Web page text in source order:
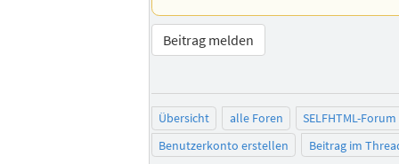
Beitrag melden
Übersicht alle Foren
SELFHTML-Forum
Benutzerkonto erstellen
Beitrag im